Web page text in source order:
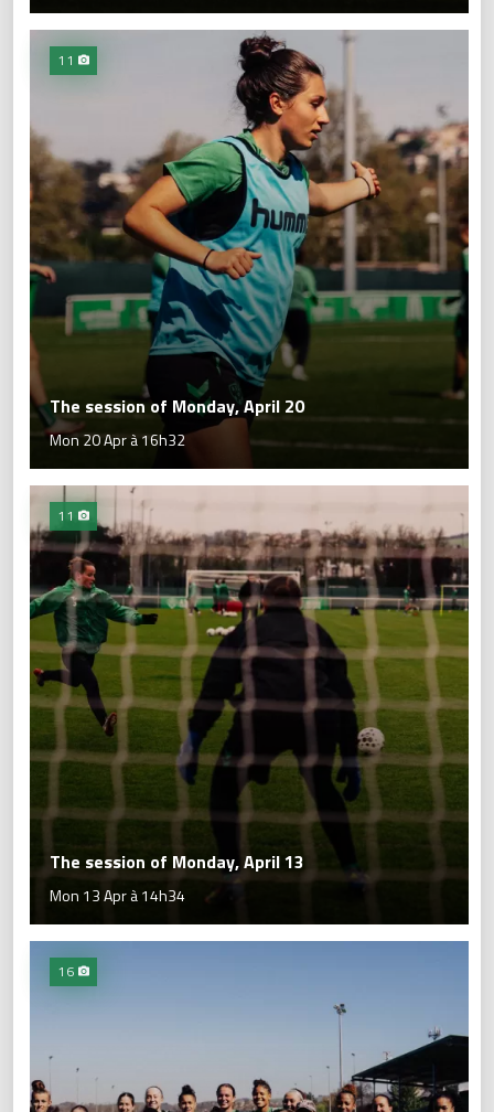
11
The session of Monday, April 20
Mon 20 Apr à 16h32
11
The session of Monday, April 13
Mon 13 Apr à 14h34
16